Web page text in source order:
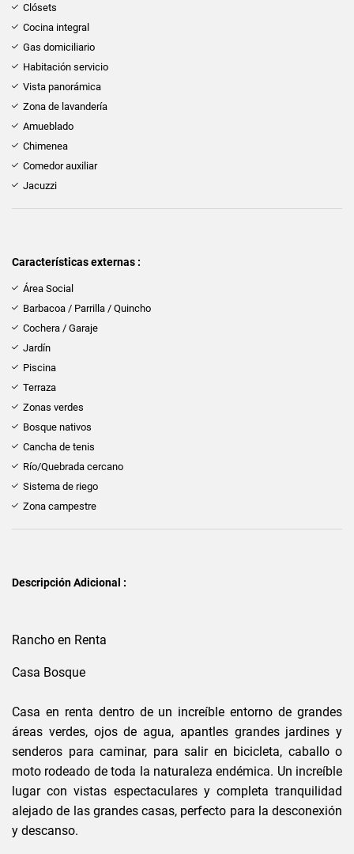
Clósets
Cocina integral
Gas domiciliario
Habitación servicio
Vista panorámica
Zona de lavandería
Amueblado
Chimenea
Comedor auxiliar
Jacuzzi
Características externas :
Área Social
Barbacoa / Parrilla / Quincho
Cochera / Garaje
Jardín
Piscina
Terraza
Zonas verdes
Bosque nativos
Cancha de tenis
Río/Quebrada cercano
Sistema de riego
Zona campestre
Descripción Adicional :
Rancho en Renta
Casa Bosque
Casa en renta dentro de un increíble entorno de grandes
áreas verdes, ojos de agua, apantles grandes jardines y
senderos para caminar, para salir en bicicleta, caballo o
moto rodeado de toda la naturaleza endémica. Un increíble
lugar con vistas espectaculares y completa tranquilidad
alejado de las grandes casas, perfecto para la desconexión
y descanso.